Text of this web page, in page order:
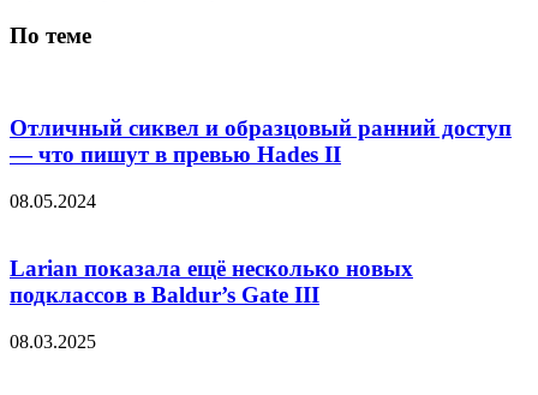
По теме
Отличный сиквел и образцовый ранний доступ
— что пишут в превью Hades II
08.05.2024
Larian показала ещё несколько новых
подклассов в Baldur’s Gate III
08.03.2025